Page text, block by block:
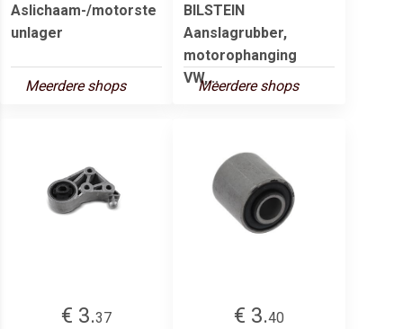
Aslichaam-/motorste
unlager
Meerdere shops
BILSTEIN
Aanslagrubber,
motorophanging
VW,...Meerdere shops
€ 3.37
€ 3.40